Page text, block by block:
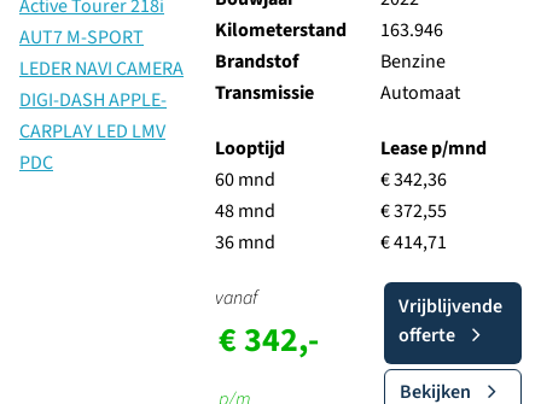
Kilometerstand
163.946
Brandstof
Benzine
Transmissie
Automaat
Looptijd
60 mnd
48 mnd
36 mnd
Lease p/mnd
€ 342,36
€ 372,55
€ 414,71
vanaf
€ 342,-
Vrijblijvende
offerte
Bekijken